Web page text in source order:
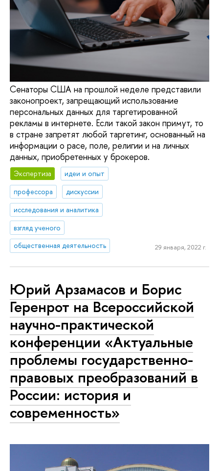
Сенаторы США на прошлой неделе представили
законопроект, запрещающий использование
персональных данных для таргетированной
рекламы в интернете. Если такой закон примут, то
в стране запретят любой таргетинг, основанный на
информации о расе, поле, религии и на личных
данных, приобретенных у брокеров.
Экспертиза
идеи и опыт
профессора
дискуссии
исследования и аналитика
взгляд ученого
общественная деятельность
29 января, 2022 г.
Юрий Арзамасов и Борис
Геренрот на Всероссийской
научно-практической
конференции «Актуальные
проблемы государственно-
правовых преобразований в
России: история и
современность»